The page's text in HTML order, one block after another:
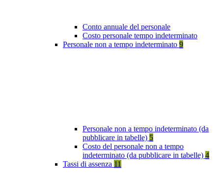
Conto annuale del personale
Costo personale tempo indeterminato
Personale non a tempo indeterminato 9
Personale non a tempo indeterminato (da
pubblicare in tabelle) 5
Costo del personale non a tempo
indeterminato (da pubblicare in tabelle) 4
Tassi di assenza 11